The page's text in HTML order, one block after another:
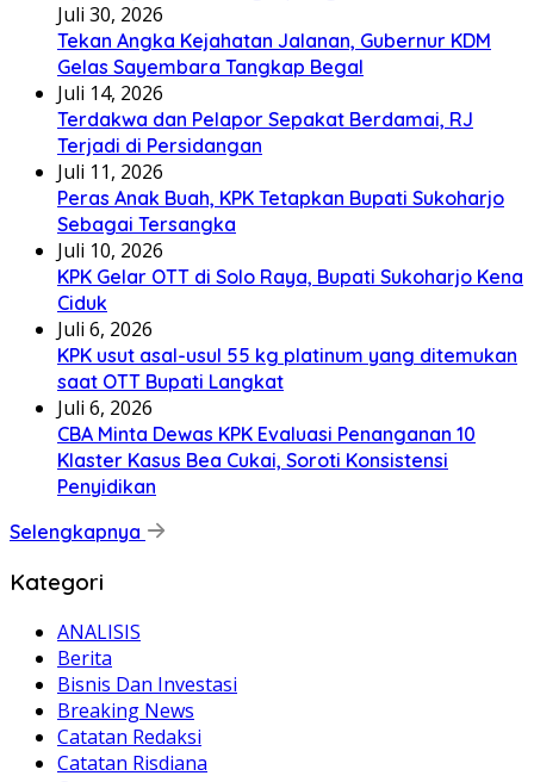
Juli 30, 2026
Tekan Angka Kejahatan Jalanan, Gubernur KDM
Gelas Sayembara Tangkap Begal
Juli 14, 2026
Terdakwa dan Pelapor Sepakat Berdamai, RJ
Terjadi di Persidangan
Juli 11, 2026
Peras Anak Buah, KPK Tetapkan Bupati Sukoharjo
Sebagai Tersangka
Juli 10, 2026
KPK Gelar OTT di Solo Raya, Bupati Sukoharjo Kena
Ciduk
Juli 6, 2026
KPK usut asal-usul 55 kg platinum yang ditemukan
saat OTT Bupati Langkat
Juli 6, 2026
CBA Minta Dewas KPK Evaluasi Penanganan 10
Klaster Kasus Bea Cukai, Soroti Konsistensi
Penyidikan
Selengkapnya
Kategori
ANALISIS
Berita
Bisnis Dan Investasi
Breaking News
Catatan Redaksi
Catatan Risdiana